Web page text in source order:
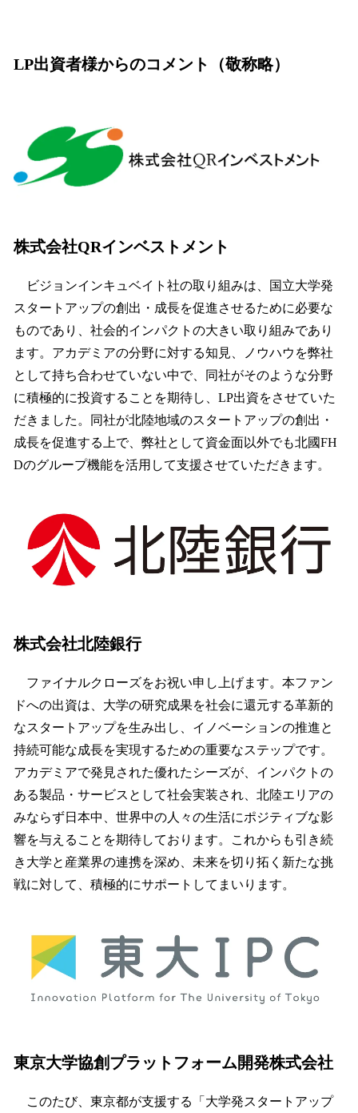
LP出資者様からのコメント（敬称略）
株式会社QRインベストメント
ビジョンインキュベイト社の取り組みは、国立大学発
スタートアップの創出・成長を促進させるために必要な
ものであり、社会的インパクトの大きい取り組みであり
ます。アカデミアの分野に対する知見、ノウハウを弊社
として持ち合わせていない中で、同社がそのような分野
に積極的に投資することを期待し、LP出資をさせていた
だきました。同社が北陸地域のスタートアップの創出・
成長を促進する上で、弊社として資金面以外でも北國FH
Dのグループ機能を活用して支援させていただきます。
株式会社北陸銀行
ファイナルクローズをお祝い申し上げます。本ファン
ドへの出資は、大学の研究成果を社会に還元する革新的
なスタートアップを生み出し、イノベーションの推進と
持続可能な成長を実現するための重要なステップです。
アカデミアで発見された優れたシーズが、インパクトの
ある製品・サービスとして社会実装され、北陸エリアの
みならず日本中、世界中の人々の生活にポジティブな影
響を与えることを期待しております。これからも引き続
き大学と産業界の連携を深め、未来を切り拓く新たな挑
戦に対して、積極的にサポートしてまいります。
東京大学協創プラットフォーム開発株式会社
このたび、東京都が支援する「大学発スタートアップ